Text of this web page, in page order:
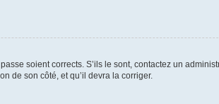
soient corrects. S’ils le sont, contactez un
de son côté, et qu’il devra la corriger.